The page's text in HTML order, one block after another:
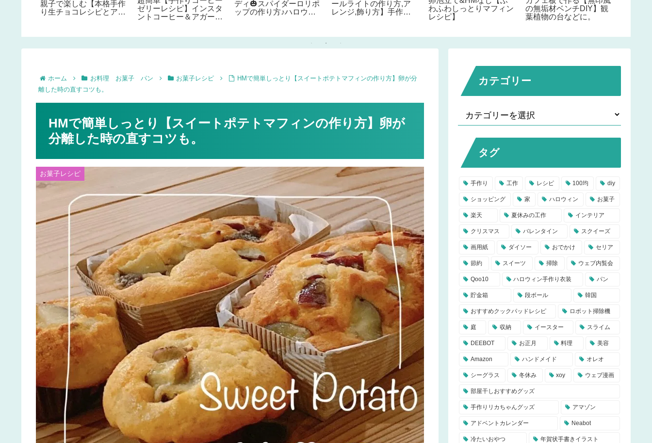
親子で楽しむ【本格手作
り生チョコレシピとアレ
簡単！
ゼリーレシピ】インスタ
ントコーヒー＆アガーの
ディ🎃スパイダーロリポ
ップの作り方♪ハロウィ
けハロウィン英語ゲーム
ールライトの作り方,ア
レンジ,飾り方】手作り
ィンや子供部屋にもおす
すめ♪
わふわしっとりマフィン
レシピ】
の無垢材ベンチDIY】観
葉植物の台などに。
ホーム お料理 お菓子 パン お菓子レシピ
HMで簡単しっとり【スイートポテトマフィンの作り方】卵が分
離した時の直すコツも。
HMで簡単しっとり【スイートポテトマフィンの作り方】卵が
分離した時の直すコツも。
お菓子レシピ
カテゴリー
タグ
手作り 工作 レシピ 100均 diy
ショッピング 家 ハロウィン お菓子
楽天 夏休みの工作 インテリア
クリスマス バレンタイン スクイーズ
画用紙 ダイソー おでかけ セリア
節約 スイーツ 掃除 ウェブ内覧会
Qoo10 ハロウィン手作り衣装 パン
貯金箱 段ボール 韓国
おすすめクックパッドレシピ ロボット掃除機
庭 収納 イースター スライム
DEEBOT お正月 料理 美容
Amazon ハンドメイド オレオ
シーグラス 冬休み xoy ウェブ漫画
部屋干しおすすめグッズ
手作りリカちゃんグッズ アマゾン
アドベントカレンダー Neabot
冷たいおやつ 年賀状手書きイラスト